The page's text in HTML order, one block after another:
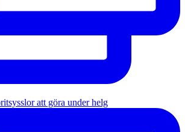
att göra under helg